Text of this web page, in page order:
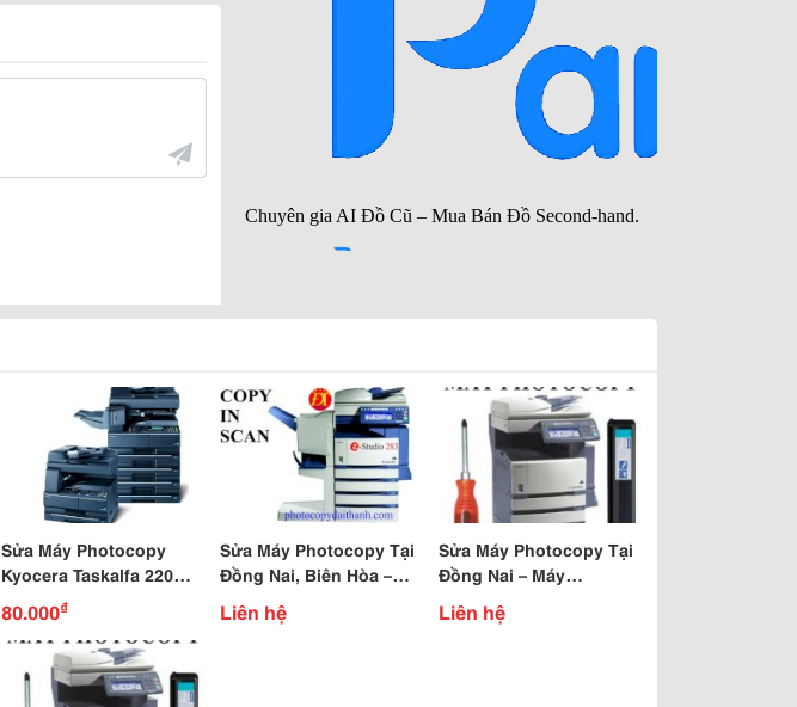
Sửa Máy Photocopy
Kyocera Taskalfa 220
Chuyên Nghiệp.
80.000₫
Sửa Máy Photocopy Tại
Đồng Nai, Biên Hòa –
Máy Photocopy Canon
Ir-2016
Liên hệ
Sửa Máy Photocopy Tại
Đồng Nai – Máy
Photocopy Toshiba E283
Liên hệ